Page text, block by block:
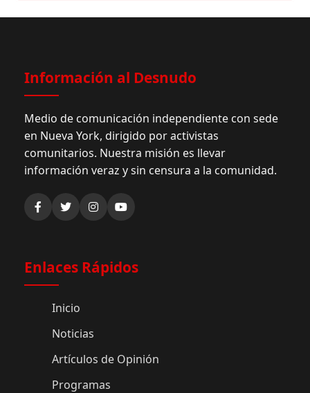
Información al Desnudo
Medio de comunicación independiente con sede
en Nueva York, dirigido por activistas
comunitarios. Nuestra misión es llevar
información veraz y sin censura a la comunidad.
Enlaces Rápidos
Inicio
Noticias
Artículos de Opinión
Programas